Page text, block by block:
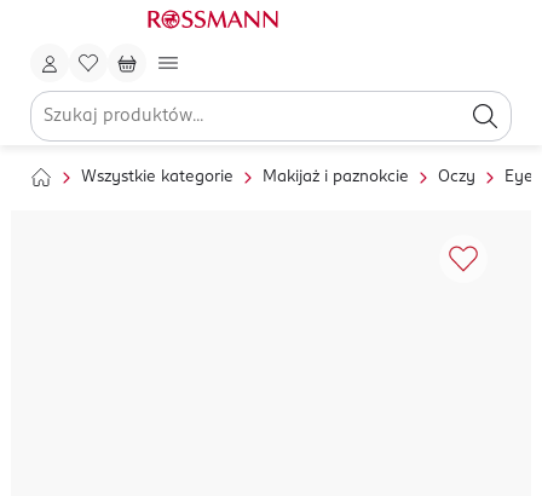
Wszystkie kategorie Makijaż i paznokcie Oczy